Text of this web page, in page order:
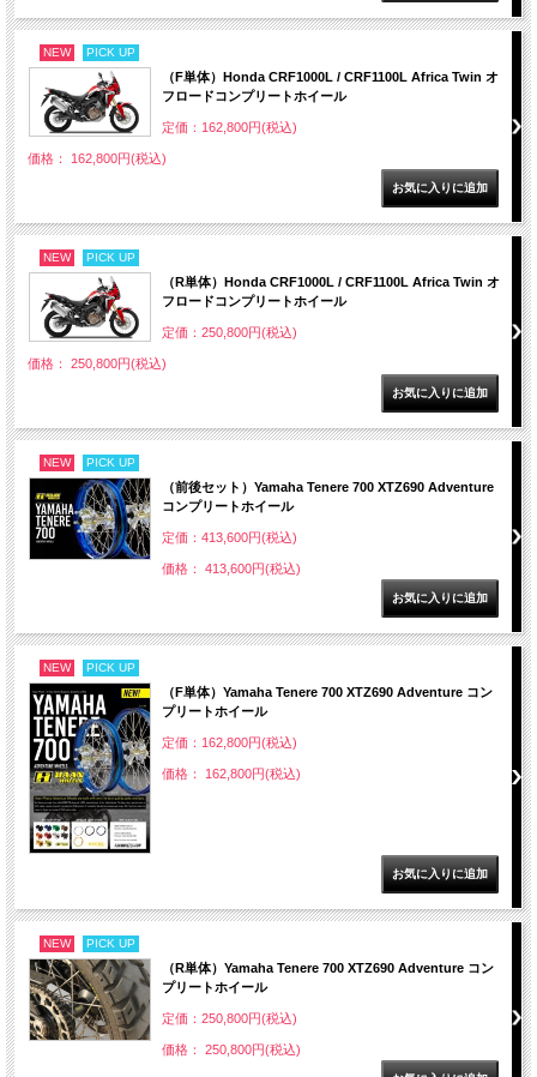
NEW PICK UP
（F単体）Honda CRF1000L / CRF1100L Africa Twin オ
フロードコンプリートホイール
定価：162,800円(税込)
価格： 162,800円(税込)
NEW PICK UP
（R単体）Honda CRF1000L / CRF1100L Africa Twin オ
フロードコンプリートホイール
定価：250,800円(税込)
価格： 250,800円(税込)
NEW PICK UP
（前後セット）Yamaha Tenere 700 XTZ690 Adventure
コンプリートホイール
定価：413,600円(税込)
価格： 413,600円(税込)
NEW PICK UP
（F単体）Yamaha Tenere 700 XTZ690 Adventure コン
プリートホイール
定価：162,800円(税込)
価格： 162,800円(税込)
NEW PICK UP
（R単体）Yamaha Tenere 700 XTZ690 Adventure コン
プリートホイール
定価：250,800円(税込)
価格： 250,800円(税込)